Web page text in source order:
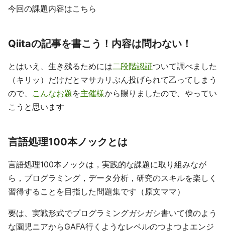
今回の課題内容はこちら
Qiitaの記事を書こう！内容は問わない！
とはいえ、生き残るためには二段階認証ついて調べました
（キリッ）だけだとマサカリぶん投げられて乙ってしまう
ので、 こんなお題を主催様から賜りましたので、やってい
こうと思います
言語処理100本ノックとは
言語処理100本ノックは，実践的な課題に取り組みなが
ら，プログラミング，データ分析，研究のスキルを楽しく
習得することを目指した問題集です（原文ママ）
要は、実戦形式でプログラミングガシガシ書いて僕のよう
な園児ニアからGAFA行くようなレベルのつよつよエンジ